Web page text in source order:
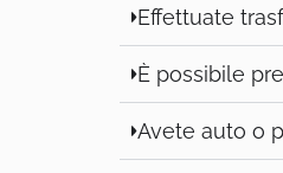
Effettuate
È possibile
Avete auto o